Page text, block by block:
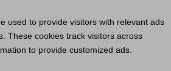
used to provide visitors with relevant ads
These cookies track visitors across
to provide customized ads.